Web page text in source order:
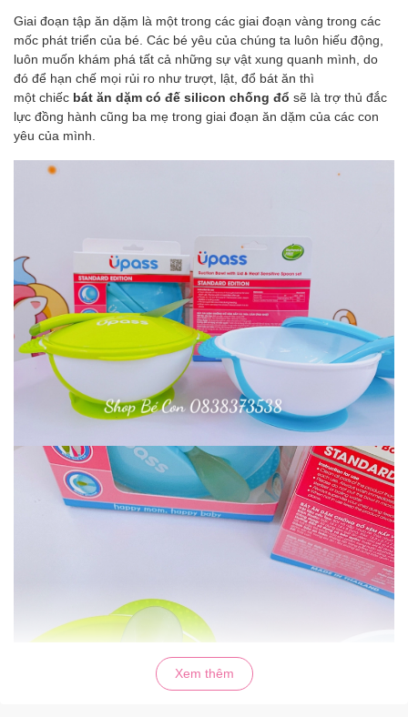
Giai đoạn tập ăn dặm là một trong các giai đoạn vàng trong các
mốc phát triển của bé. Các bé yêu của chúng ta luôn hiếu động,
luôn muốn khám phá tất cả những sự vật xung quanh mình, do
đó để hạn chế mọi rủi ro như trượt, lật, đổ bát ăn thì
một chiếc bát ăn dặm có đế silicon chống đổ sẽ là trợ thủ đắc
lực đồng hành cũng ba mẹ trong giai đoạn ăn dặm của các con
yêu của mình.
Xem thêm